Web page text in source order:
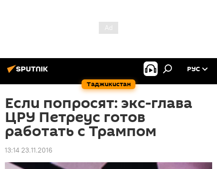
Таджикистан
РУС
Если попросят: экс-глава
ЦРУ Петреус готов
работать с Трампом
13:14 23.11.2016